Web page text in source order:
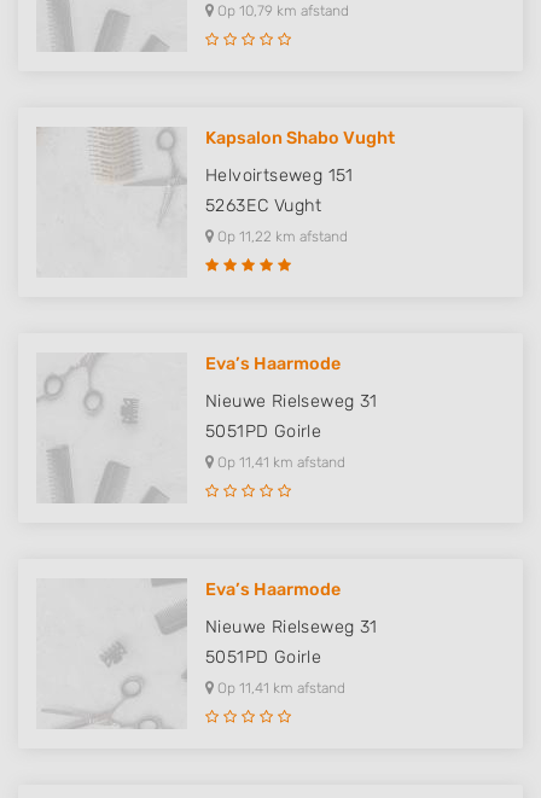
Op 10,79 km afstand
Kapsalon Shabo Vught
Helvoirtseweg 151
5263EC Vught
Op 11,22 km afstand
Eva’s Haarmode
Nieuwe Rielseweg 31
5051PD Goirle
Op 11,41 km afstand
Eva’s Haarmode
Nieuwe Rielseweg 31
5051PD Goirle
Op 11,41 km afstand